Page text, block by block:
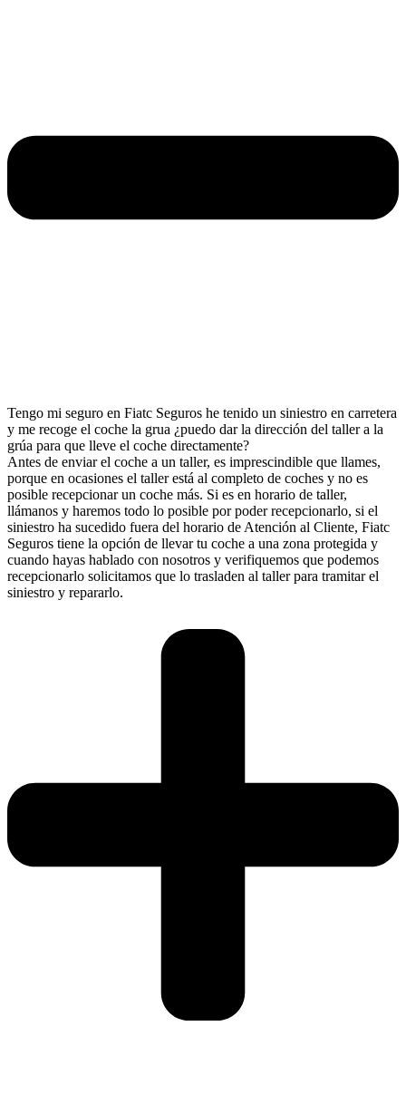
Tengo mi seguro en Fiatc Seguros he tenido un siniestro en carretera
y me recoge el coche la grua ¿puedo dar la dirección del taller a la
grúa para que lleve el coche directamente?
Antes de enviar el coche a un taller, es imprescindible que llames,
porque en ocasiones el taller está al completo de coches y no es
posible recepcionar un coche más. Si es en horario de taller,
llámanos y haremos todo lo posible por poder recepcionarlo, si el
siniestro ha sucedido fuera del horario de Atención al Cliente, Fiatc
Seguros tiene la opción de llevar tu coche a una zona protegida y
cuando hayas hablado con nosotros y verifiquemos que podemos
recepcionarlo solicitamos que lo trasladen al taller para tramitar el
siniestro y repararlo.